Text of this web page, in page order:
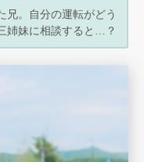
。
自分の運転がどう
姉妹に相談すると…？